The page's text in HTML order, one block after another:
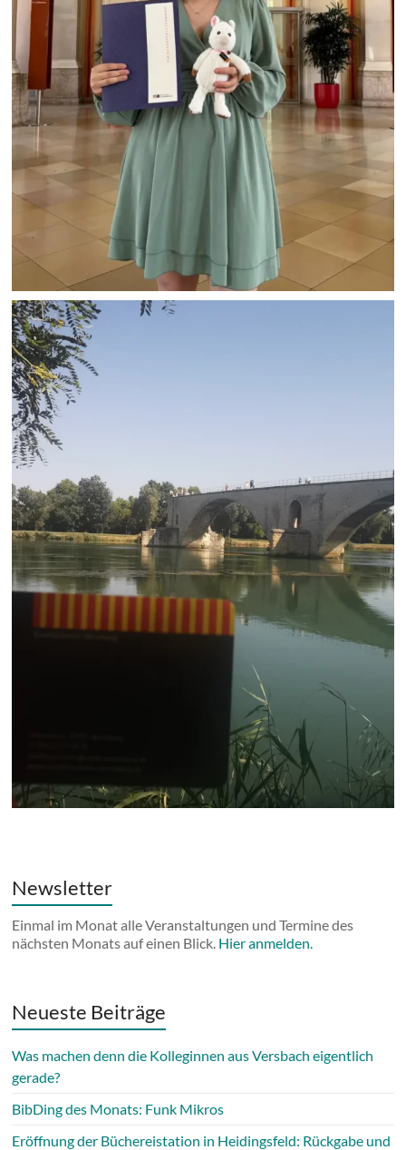
Newsletter
Einmal im Monat alle Veranstaltungen und Termine des
nächsten Monats auf einen Blick. Hier anmelden.
Neueste Beiträge
Was machen denn die Kolleginnen aus Versbach eigentlich
gerade?
BibDing des Monats: Funk Mikros
Eröffnung der Büchereistation in Heidingsfeld: Rückgabe und